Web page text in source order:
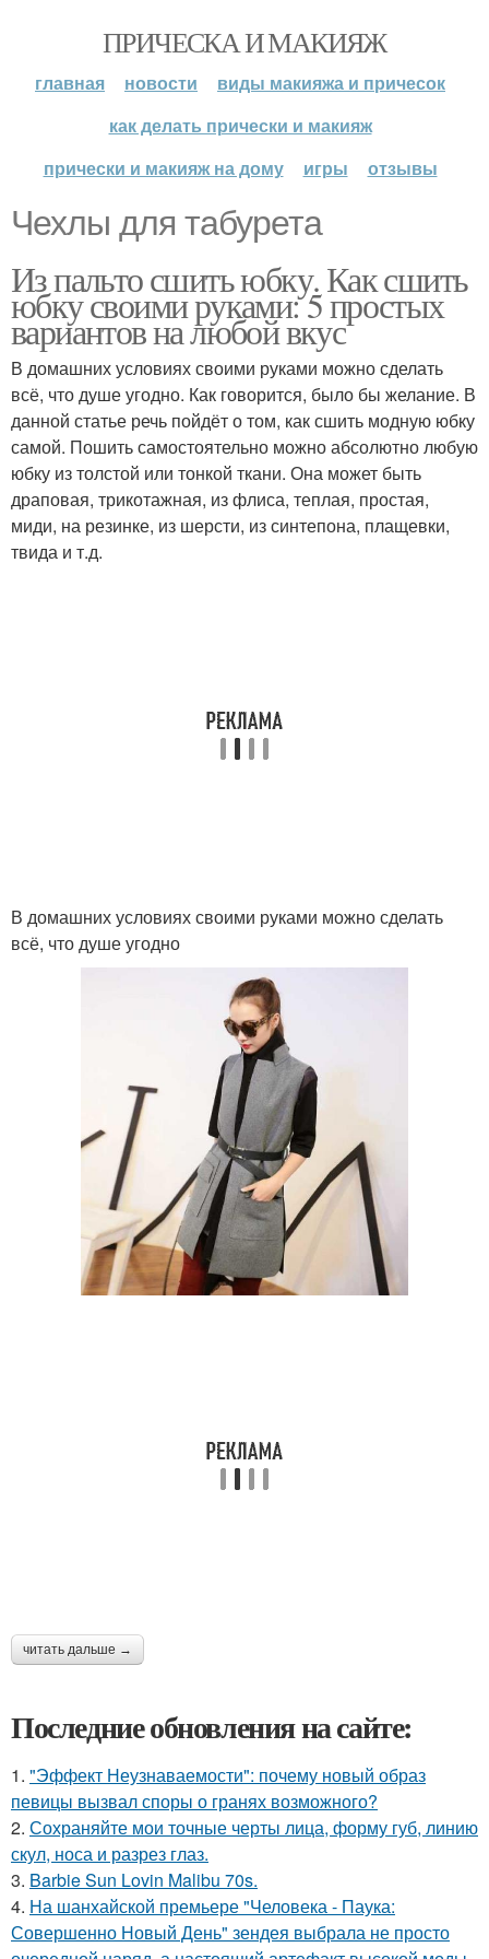
ПРИЧЕСКА И МАКИЯЖ
главная новости
виды макияжа и причесок
как делать прически и макияж
прически и макияж на дому
игры отзывы
Чехлы для табурета
Из пальто сшить юбку. Как сшить
юбку своими руками: 5 простых
вариантов на любой вкус
В домашних условиях своими руками можно сделать
всё, что душе угодно. Как говорится, было бы желание. В
данной статье речь пойдёт о том, как сшить модную юбку
самой. Пошить самостоятельно можно абсолютно любую
юбку из толстой или тонкой ткани. Она может быть
драповая, трикотажная, из флиса, теплая, простая,
миди, на резинке, из шерсти, из синтепона, плащевки,
твида и т.д.
В домашних условиях своими руками можно сделать
всё, что душе угодно
читать дальше →
Последние обновления на сайте:
1. "Эффект Неузнаваемости": почему новый образ
певицы вызвал споры о гранях возможного?
2. Сохраняйте мои точные черты лица, форму губ, линию
скул, носа и разрез глаз.
3. Barbie Sun Lovin Malibu 70s.
4. На шанхайской премьере "Человека - Паука:
Совершенно Новый День" зендея выбрала не просто